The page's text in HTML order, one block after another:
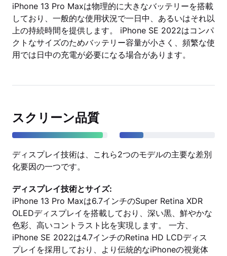
iPhone 13 Pro Maxは物理的に大きなバッテリーを搭載
しており、一般的な使用状況で一日中、あるいはそれ以
上の持続時間を提供します。 iPhone SE 2022はコンパ
クトなサイズのためバッテリー容量が小さく、頻繁な使
用では日中の充電が必要になる場合があります。
スクリーン品質
ディスプレイ技術は、これら2つのモデルの主要な差別
化要因の一つです。
ディスプレイ技術とサイズ:
iPhone 13 Pro Maxは6.7インチのSuper Retina XDR
OLEDディスプレイを搭載しており、深い黒、鮮やかな
色彩、高いコントラスト比を実現します。 一方、
iPhone SE 2022は4.7インチのRetina HD LCDディス
プレイを採用しており、より伝統的なiPhoneの視覚体